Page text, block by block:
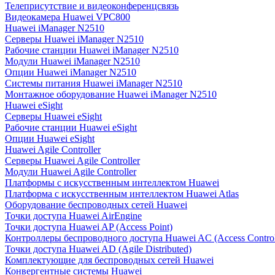
Телеприсутствие и видеоконференцсвязь
Видеокамера Huawei VPC800
Huawei iManager N2510
Серверы Huawei iManager N2510
Рабочие станции Huawei iManager N2510
Модули Huawei iManager N2510
Опции Huawei iManager N2510
Системы питания Huawei iManager N2510
Монтажное оборудование Huawei iManager N2510
Huawei eSight
Серверы Huawei eSight
Рабочие станции Huawei eSight
Опции Huawei eSight
Huawei Agile Controller
Серверы Huawei Agile Controller
Модули Huawei Agile Controller
Платформы с искусственным интеллектом Huawei
Платформа с искусственным интеллектом Huawei Atlas
Оборудование беспроводных сетей Huawei
Точки доступа Huawei AirEngine
Точки доступа Huawei AP (Access Point)
Контроллеры беспроводного доступа Huawei AC (Access
Точки доступа Huawei AD (Agile Distributed)
Комплектующие для беспроводных сетей Huawei
Конвергентные системы Huawei